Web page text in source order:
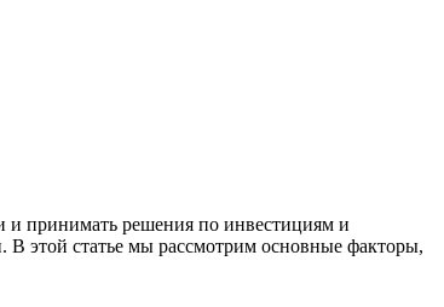
и принимать решения по инвестициям и
этой статье мы рассмотрим основные факторы,